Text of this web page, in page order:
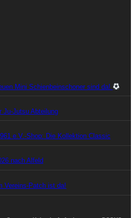
Mini Schienbeinschoner sind da!
Ju-Jutsu Abteilung
e.V.-Shop: Die Kollektion Classic
nach Alfeld
Vereins-Patch ist da!